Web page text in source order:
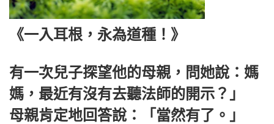
《一入耳根，永為道種！》
有一次兒子探望他的母親，問她說：媽
媽，最近有沒有去聽法師的開示？」
母親肯定地回答說：「當然有了。」